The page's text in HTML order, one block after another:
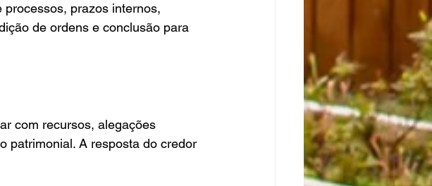
prazos internos,
de ordens e conclusão para
com recursos, alegações
patrimonial. A resposta do credor